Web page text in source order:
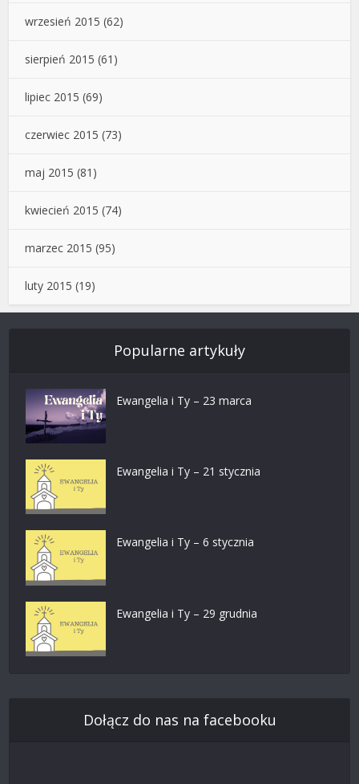
wrzesień 2015 (62)
sierpień 2015 (61)
lipiec 2015 (69)
czerwiec 2015 (73)
maj 2015 (81)
kwiecień 2015 (74)
marzec 2015 (95)
luty 2015 (19)
Popularne artykuły
Ewangelia i Ty – 23 marca
Ewangelia i Ty – 21 stycznia
Ewangelia i Ty – 6 stycznia
Ewangelia i Ty – 29 grudnia
Dołącz do nas na facebooku